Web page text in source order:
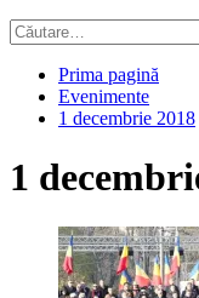
Caută
după:
Prima pagină
Evenimente
1 decembrie 2018
1